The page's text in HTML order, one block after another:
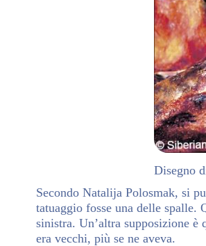
Disegno
Secondo Natalija Polosmak, si
tatuaggio fosse una delle spalle.
sinistra. Un’altra supposizione
era vecchi, più se ne aveva.